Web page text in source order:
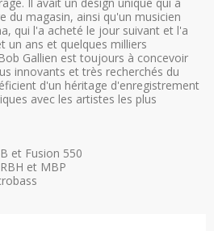
du magasin, ainsi qu'un musicien
qui l'a acheté le jour suivant et l'a
un ans et quelques milliers
Gallien est toujours à concevoir
innovants et très recherchés du
d'un héritage d'enregistrement
avec les artistes les plus
et Fusion 550
et MBP